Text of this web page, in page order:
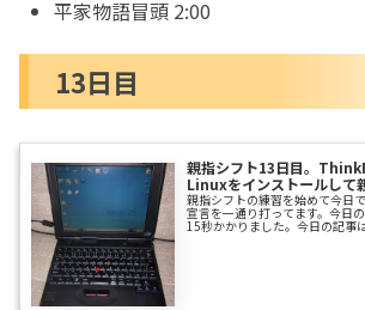
平家物語冒頭 2:00
13日目
親指シフト13日目。
Linuxをインストールして
親指シフトの練習を始めて今日
宣言を一通り打ってます。今日
15秒かかりました。今日の記事